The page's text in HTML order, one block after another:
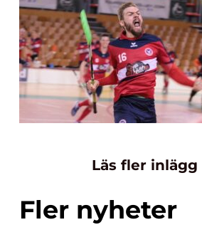
Läs fler inlägg
Fler nyheter